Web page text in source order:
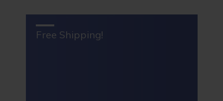
Free Shipping!